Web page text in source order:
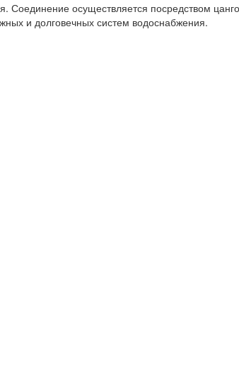
Соединение осуществляется посредством
и долговечных систем водоснабжения.